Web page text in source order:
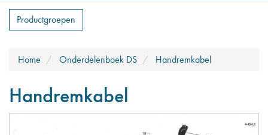
Productgroepen
Home Onderdelenboek DS Handremkabel
Handremkabel